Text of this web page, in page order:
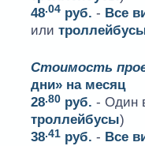
48.04 руб. - Все
или
Стоимость
дни» на месяц
28.80 руб. - Один
троллейбусы)
38.41 руб. - Все